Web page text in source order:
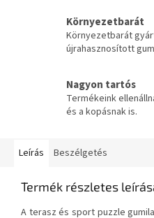
Környezetbarát
Környezetbarát
újrahasznosított
Nagyon tartós
Termékeink
és a kopásnak is.
Leírás Beszélgetés
Termék részletes
A terasz és sport puzzle